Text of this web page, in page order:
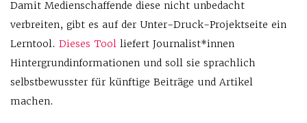
Damit Medienschaffende diese nicht unbedacht
verbreiten, gibt es auf der Unter-Druck-Projektseite ein
Lerntool. Dieses Tool liefert Journalist*innen
Hintergrundinformationen und soll sie sprachlich
selbstbewusster für künftige Beiträge und Artikel
machen.